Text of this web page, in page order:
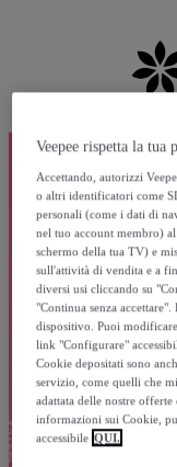
Veepee rispetta la tua
Accettando, autorizzi
o altri identificatori come
personali (come i dati di
nel tuo account membro)
schermo della tua TV) e
sull'attività di vendita e a
diversi usi cliccando su
"Continua senza
dispositivo. Puoi
link "Configurare"
Cookie depositati sono
servizio, come quelli che
adattata delle nostre
informazioni sui Cookie,
accessibile QUI.